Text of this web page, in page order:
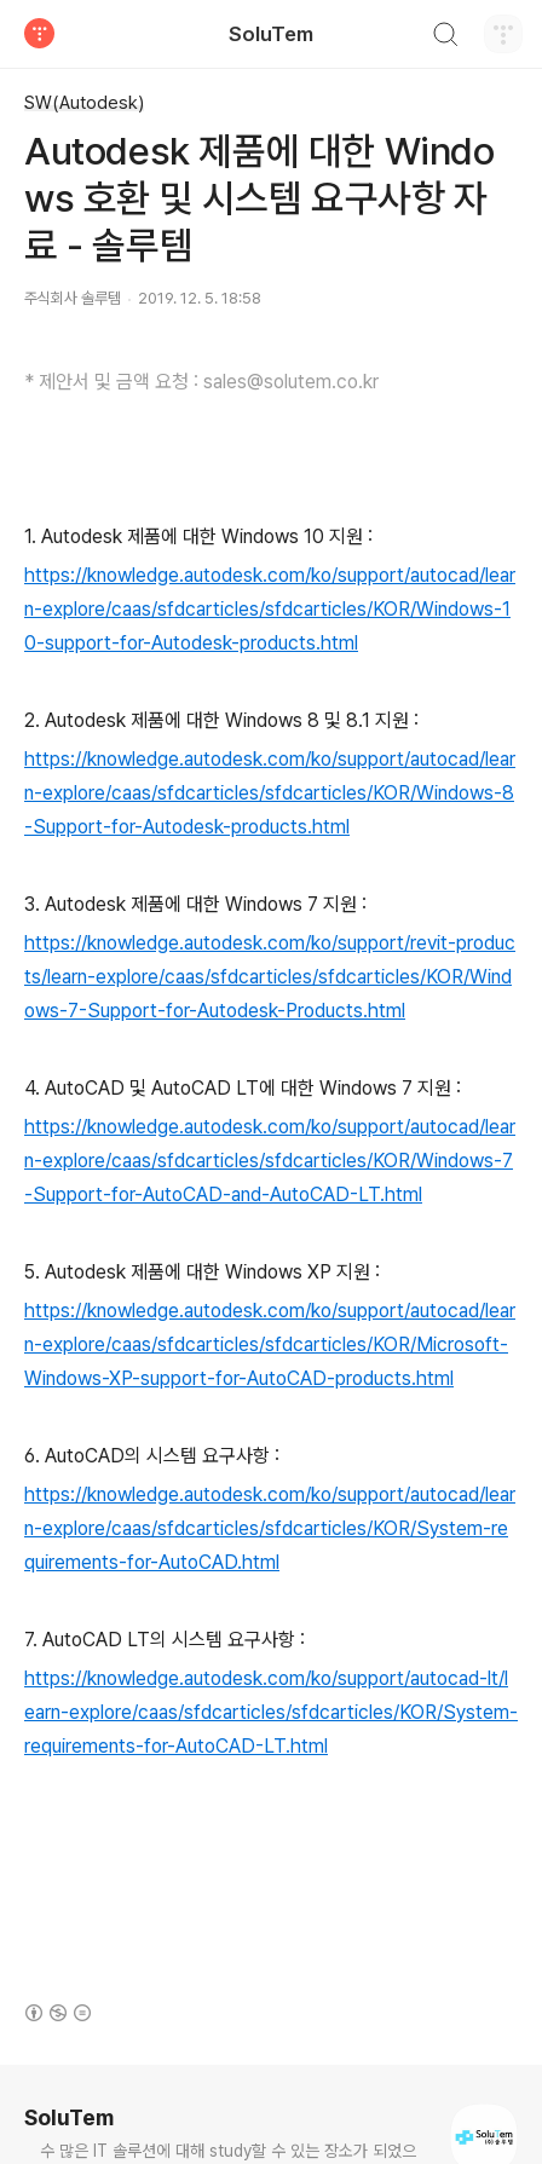
SoluTem
SW(Autodesk)
Autodesk 제품에 대한 Windo
ws 호환 및 시스템 요구사항 자
료 - 솔루템
주식회사 솔루템 2019. 12. 5. 18:58
* 제안서 및 금액 요청 : sales@solutem.co.kr
1. Autodesk 제품에 대한 Windows 10 지원 :
https://knowledge.autodesk.com/ko/support/autocad/lear
n-explore/caas/sfdcarticles/sfdcarticles/KOR/Windows-1
0-support-for-Autodesk-products.html
2. Autodesk 제품에 대한 Windows 8 및 8.1 지원 :
https://knowledge.autodesk.com/ko/support/autocad/lear
n-explore/caas/sfdcarticles/sfdcarticles/KOR/Windows-8
-Support-for-Autodesk-products.html
3. Autodesk 제품에 대한 Windows 7 지원 :
https://knowledge.autodesk.com/ko/support/revit-produc
ts/learn-explore/caas/sfdcarticles/sfdcarticles/KOR/Wind
ows-7-Support-for-Autodesk-Products.html
4. AutoCAD 및 AutoCAD LT에 대한 Windows 7 지원 :
https://knowledge.autodesk.com/ko/support/autocad/lear
n-explore/caas/sfdcarticles/sfdcarticles/KOR/Windows-7
-Support-for-AutoCAD-and-AutoCAD-LT.html
5. Autodesk 제품에 대한 Windows XP 지원 :
https://knowledge.autodesk.com/ko/support/autocad/lear
n-explore/caas/sfdcarticles/sfdcarticles/KOR/Microsoft-
Windows-XP-support-for-AutoCAD-products.html
6. AutoCAD의 시스템 요구사항 :
https://knowledge.autodesk.com/ko/support/autocad/lear
n-explore/caas/sfdcarticles/sfdcarticles/KOR/System-re
quirements-for-AutoCAD.html
7. AutoCAD LT의 시스템 요구사항 :
https://knowledge.autodesk.com/ko/support/autocad-lt/l
earn-explore/caas/sfdcarticles/sfdcarticles/KOR/System-
requirements-for-AutoCAD-LT.html
SoluTem
수 많은 IT 솔루션에 대해 study할 수 있는 장소가 되었으